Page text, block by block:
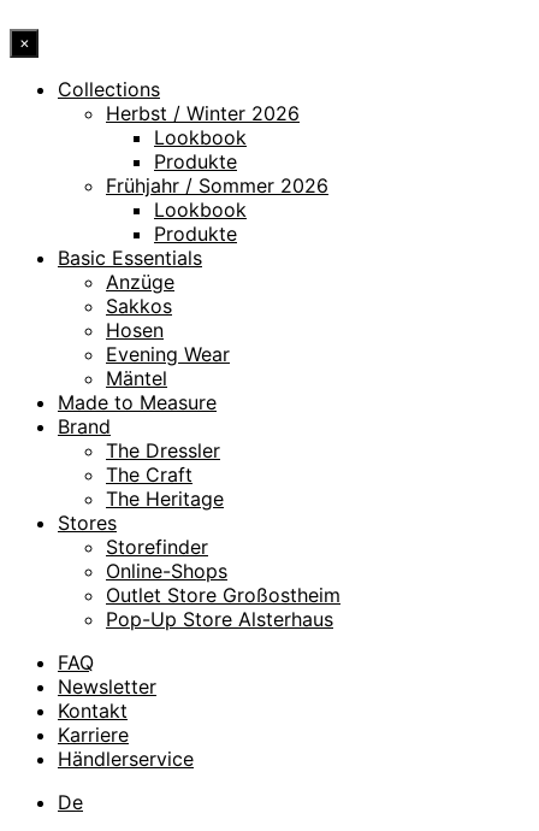
×
Collections
Herbst / Winter 2026
Lookbook
Produkte
Frühjahr / Sommer 2026
Lookbook
Produkte
Basic Essentials
Anzüge
Sakkos
Hosen
Evening Wear
Mäntel
Made to Measure
Brand
The Dressler
The Craft
The Heritage
Stores
Storefinder
Online-Shops
Outlet Store Großostheim
Pop-Up Store Alsterhaus
FAQ
Newsletter
Kontakt
Karriere
Händlerservice
De